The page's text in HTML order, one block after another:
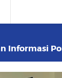
Informasi